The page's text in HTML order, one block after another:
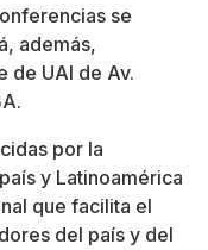
se
además,
de UAI de Av.
por la
y Latinoamérica
que facilita el
del país y del